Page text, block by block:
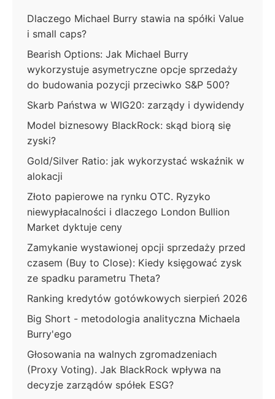
Dlaczego Michael Burry stawia na spółki Value
i small caps?
Bearish Options: Jak Michael Burry
wykorzystuje asymetryczne opcje sprzedaży
do budowania pozycji przeciwko S&P 500?
Skarb Państwa w WIG20: zarządy i dywidendy
Model biznesowy BlackRock: skąd biorą się
zyski?
Gold/Silver Ratio: jak wykorzystać wskaźnik w
alokacji
Złoto papierowe na rynku OTC. Ryzyko
niewypłacalności i dlaczego London Bullion
Market dyktuje ceny
Zamykanie wystawionej opcji sprzedaży przed
czasem (Buy to Close): Kiedy księgować zysk
ze spadku parametru Theta?
Ranking kredytów gotówkowych sierpień 2026
Big Short - metodologia analityczna Michaela
Burry'ego
Głosowania na walnych zgromadzeniach
(Proxy Voting). Jak BlackRock wpływa na
decyzje zarządów spółek ESG?